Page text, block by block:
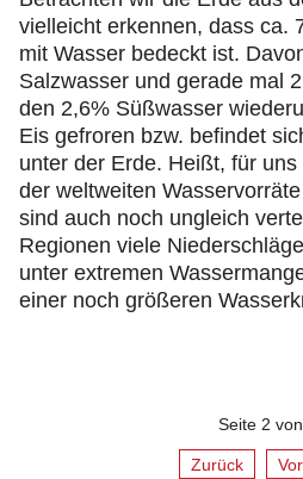
vielleicht erkennen, dass ca.
mit Wasser bedeckt ist.
Salzwasser und gerade mal
den 2,6% Süßwasser
Eis gefroren bzw. befindet
unter der Erde. Heißt, für
der weltweiten
sind auch noch ungleich
Regionen viele
unter extremen
einer noch größeren
Seite 2
Zurück